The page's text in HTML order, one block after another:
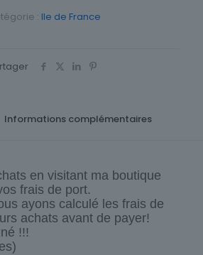
: Ile de France
Informations complémentaires
en visitant ma boutique
frais de port.
ayons calculé les frais de
achats avant de payer!
!!!